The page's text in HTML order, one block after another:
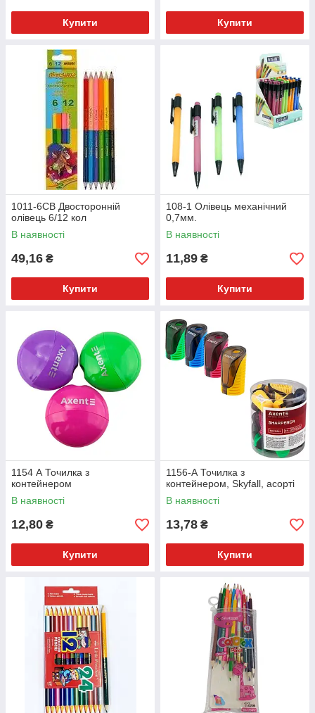
Купити Купити
1011-6СВ Двосторонній
олівець 6/12 кол
В наявності
49,16 ₴
Купити
108-1 Олівець механічний
0,7мм.
В наявності
11,89 ₴
Купити
1154 А Точилка з
контейнером
В наявності
12,80 ₴
Купити
1156-А Точилка з
контейнером, Skyfall, асорті
В наявності
13,78 ₴
Купити